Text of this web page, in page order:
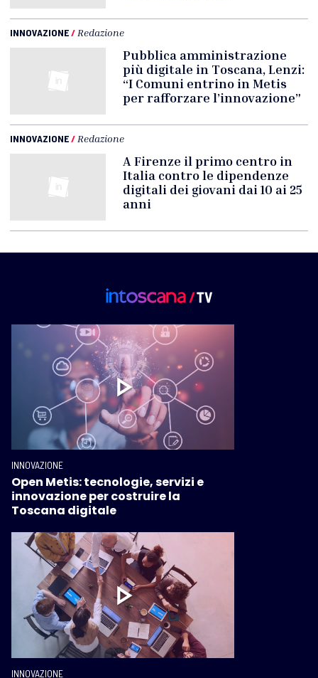
INNOVAZIONE/ Redazione
Pubblica amministrazione
più digitale in Toscana, Lenzi:
“I Comuni entrino in Metis
per rafforzare l’innovazione”
INNOVAZIONE/ Redazione
A Firenze il primo centro in
Italia contro le dipendenze
digitali dei giovani dai 10 ai 25
anni
INNOVAZIONE
Open Metis: tecnologie, servizi e
innovazione per costruire la
Toscana digitale
INNOVAZIONE